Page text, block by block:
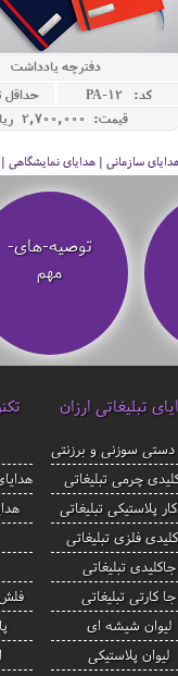
دفترچه یادداشت
کد: PA-12
حداقل
قیمت: 2,700,000 ريال
| هدایای سازمانی | هدایای
توصیه‌-های-
مهم
تبلیغاتی ارزان
سوزنی و برزنتی
چرمی تبلیغاتی
پلاستیکی تبلیغاتی
فلزی تبلیغاتی
جاکلیدی تبلیغاتی
جا کارتی تبلیغاتی
لیوان شیشه ای
لیوان پلاستیکی